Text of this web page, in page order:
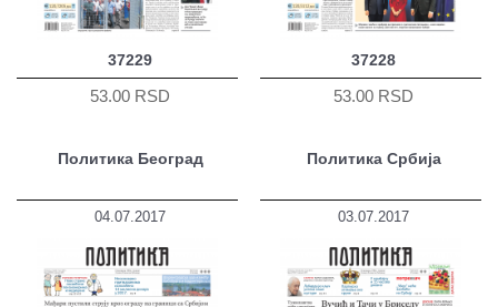
37229
53.00 RSD
37228
53.00 RSD
Политика Београд
04.07.2017
Политика Србија
03.07.2017